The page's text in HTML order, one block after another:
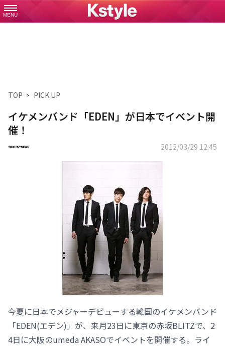
MENU
TOP PICK UP
イケメンバンド「EDEN」が日本でイベント開
催！
2012/03/29 12:45
今夏に日本でメジャーデビューする韓国のイケメンバンド
「EDEN(エデン)」が、来月23日に東京の赤坂BLITZで、2
4日に大阪のumeda AKASOでイベントを開催する。ライ